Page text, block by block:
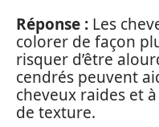
Réponse : Les
colorer de façon
risquer d’être
cendrés peuvent
cheveux raides et
de texture.